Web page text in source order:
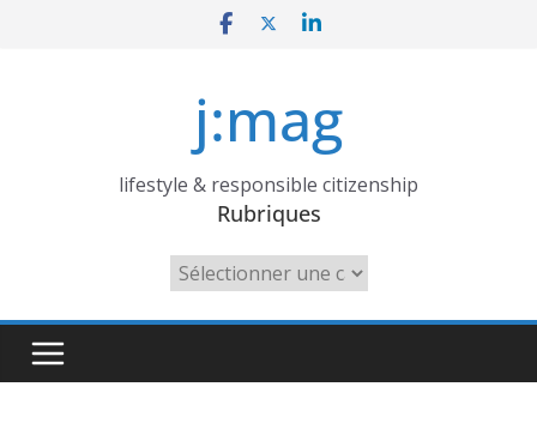
j:mag
lifestyle & responsible citizenship
Rubriques
Rubriques